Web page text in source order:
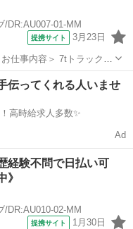
/DR:AU007-01-MM
提携サイト 3月23日
内容：DR:
運輸(姶良)センターなど ■
ー
伝ってくれる人いませ
/ 登録不要！高時給求人多数✨
Ad
経験不問で日払い可
》
/DR:AU010-02-MM
提携サイト 1月30日